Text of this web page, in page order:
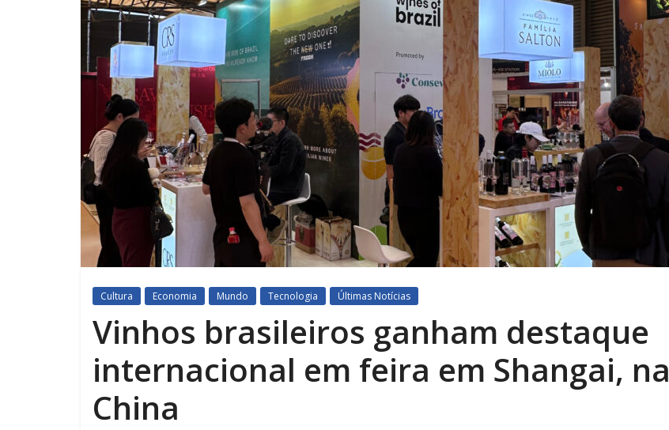
Cultura Economia Mundo Tecnologia Últimas Notícias
Vinhos brasileiros ganham destaque
internacional em feira em Shangai, na
China